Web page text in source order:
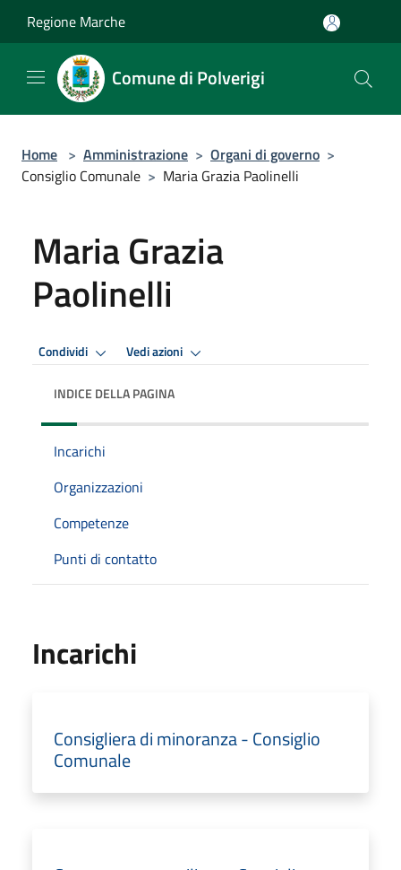
Regione Marche
Comune di Polverigi
Home > Amministrazione > Organi di governo >
Consiglio Comunale > Maria Grazia Paolinelli
Maria Grazia
Paolinelli
Condividi Vedi azioni
INDICE DELLA PAGINA
Incarichi
Organizzazioni
Competenze
Punti di contatto
Incarichi
Consigliera di minoranza - Consiglio
Comunale